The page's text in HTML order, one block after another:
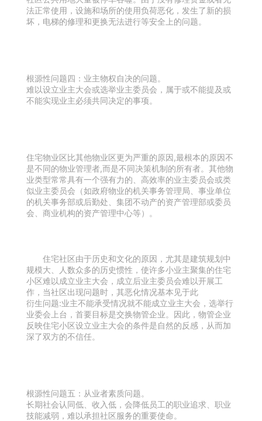
法正常使用，设施和场所的使用负荷恶化，发生了新的损
坏，电梯的修理和更换无法进行等安全上的问题。
根源性问题四：业主物权自决的问题。
难以设立业主大会或选举业主委员会，属于或不能提及或
不能实现业主必须共同决定的事项。
住宅物业区比其他物业区更为严重的原因,最根本的原因不
是不同的物业管理者,而是不同决策机制的所有者。其他物
业类型常常具有一个强有力的、高效率的业主委员会或类
似业主委员会（如政府物业的机关事务管理局、事业单位
的机关事务部或后勤处、集团不动产的资产管理部或委员
会、商业机构的资产管理中心等）。
住宅社区由于历史和文化的原因，尤其是建筑规划中
规模大、人数众多的历史惯性，使许多小业主聚集的住宅
小区难以成立业主大会，成立后业主委员会难以开展工
作，当社区出现问题时，其恶化情况基本见于此
衍生问题:业主不能承受情况就不能成立业主大会，选举行
业委会上台，首要目标是交换物管企业。因此，物管企业
反映住宅小区设立业主大会的条件是自然的反感，从而加
深了双方的不信任。
根源性问题五：从业者素质问题。
长期社会认同低、收入低，会降低员工的职业追求、职业
技能减弱，难以承担社区服务的重要使命。